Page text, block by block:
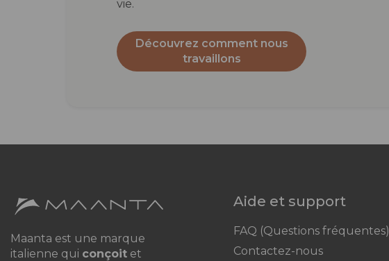
vie.
Découvrez comment nous
travaillons
Maanta est une marque
italienne qui conçoit et
Aide et support
FAQ (Questions fréquentes)
Contactez-nous